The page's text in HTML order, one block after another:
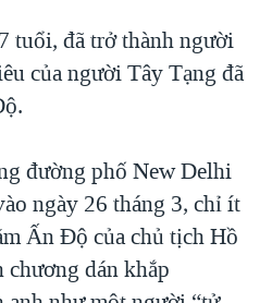
tuổi, đã trở thành người
của người Tây Tạng đã
đường phố New Delhi
ngày 26 tháng 3, chỉ ít
Ấn Độ của chủ tịch Hồ
dán khắp